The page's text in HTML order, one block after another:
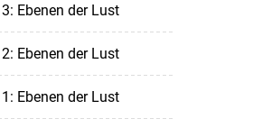
Ebenen der Lust
Ebenen der Lust
Ebenen der Lust